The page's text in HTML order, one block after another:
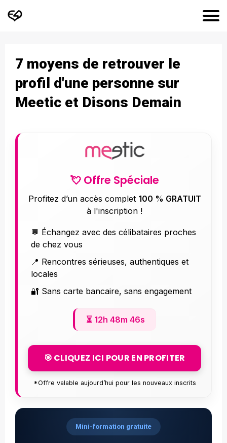
7 moyens de retrouver le
profil d'une personne sur
Meetic et Disons Demain
💘 Offre Spéciale
Profitez d’un accès complet 100 % GRATUIT
à l'inscription !
💬 Échangez avec des célibataires proches
de chez vous
📍 Rencontres sérieuses, authentiques et
locales
🔐 Sans carte bancaire, sans engagement
⏳ 12h 48m 45s
🎯 CLIQUEZ ICI POUR EN PROFITER
*Offre valable aujourd’hui pour les nouveaux inscrits
Mini-formation gratuite